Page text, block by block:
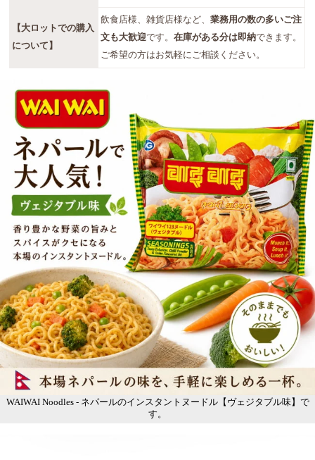
【大ロットでの購入
について】
飲食店様、雑貨店様など、業務用の数の多いご注
文も大歓迎です。在庫がある分は即納できます。
ご希望の方はお気軽にご相談ください。
WAIWAI Noodles - ネパールのインスタントヌードル【ヴェジタブル味】で
す。